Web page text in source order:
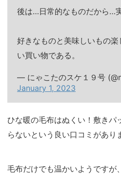
後は…日常的なものだから…
好きなものと美味しいもの
い買い物である。
— にゃこたのスケ１９号
January 1, 2023
ひな暖の毛布はぬくい！敷きパ
らないという良い口コミがあり
毛布だけでも温かいようですが